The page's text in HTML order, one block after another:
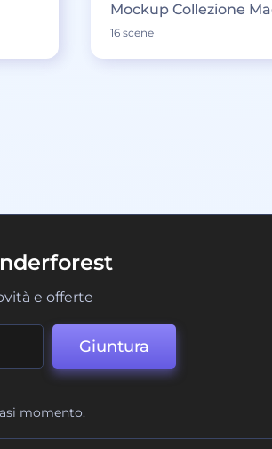
Mockup Collezione
16 scene
e offerte
Giuntura
momento.